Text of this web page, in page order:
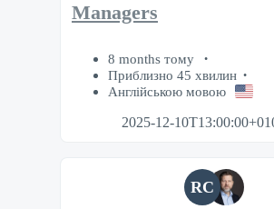
Managers
8 months тому
Приблизно 45 хвилин
Англійською мовою
2025-12-
RC